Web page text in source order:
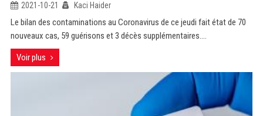
2021-10-21 Kaci Haider
Le bilan des contaminations au Coronavirus de ce jeudi fait état de 70
nouveaux cas, 59 guérisons et 3 décès supplémentaires....
Voir plus